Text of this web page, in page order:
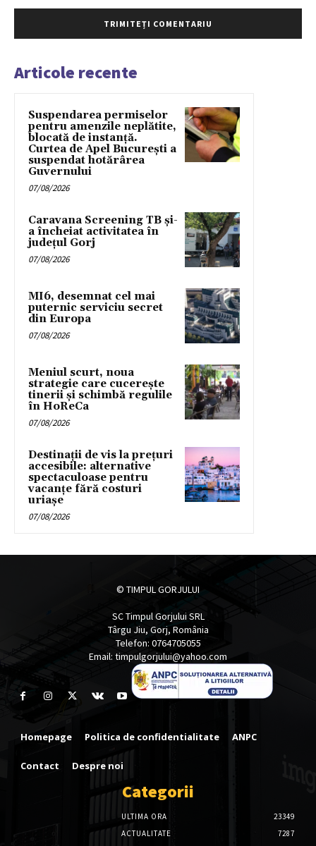
Articole recente
Suspendarea permiselor
pentru amenzile neplătite,
blocată de instanță.
Curtea de Apel București a
suspendat hotărârea
Guvernului
07/08/2026
Caravana Screening TB și-
a încheiat activitatea în
județul Gorj
07/08/2026
MI6, desemnat cel mai
puternic serviciu secret
din Europa
07/08/2026
Meniul scurt, noua
strategie care cucerește
tinerii și schimbă regulile
în HoReCa
07/08/2026
Destinații de vis la prețuri
accesibile: alternative
spectaculoase pentru
vacanțe fără costuri
uriașe
07/08/2026
© TIMPUL GORJULUI
SC Timpul Gorjului SRL
Târgu Jiu, Gorj, România
Telefon: 0764705055
Email: timpulgorjului@yahoo.com
Homepage Politica de confidentialitate ANPC
Contact Despre noi
Categorii
ULTIMA ORA
23349
ACTUALITATE
7287